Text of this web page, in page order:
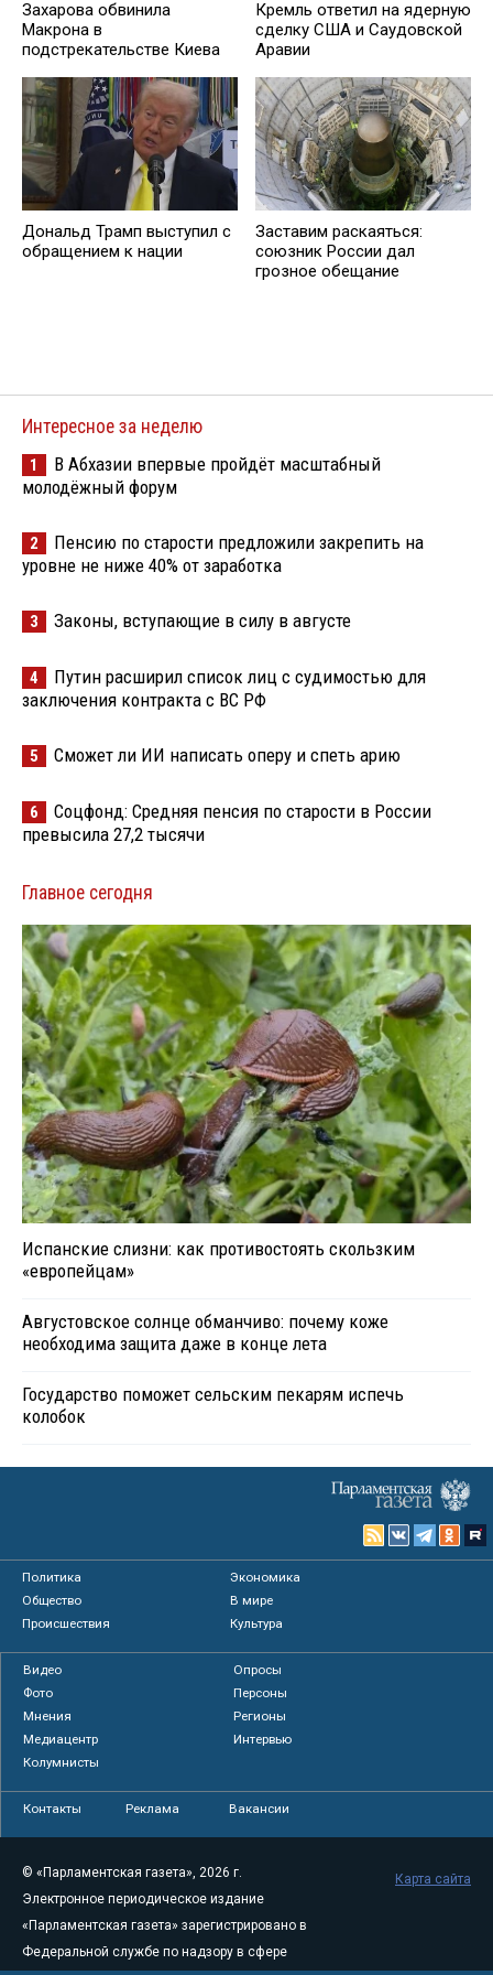
Захарова обвинила
Макрона в
подстрекательстве Киева
Кремль ответил на ядерную
сделку США и Саудовской
Аравии
Дональд Трамп выступил с
обращением к нации
Заставим раскаяться:
союзник России дал
грозное обещание
Интересное за неделю
1
В Абхазии впервые пройдёт масштабный
молодёжный форум
2
Пенсию по старости предложили закрепить на
уровне не ниже 40% от заработка
3 Законы, вступающие в силу в августе
4
Путин расширил список лиц с судимостью для
заключения контракта с ВС РФ
5 Сможет ли ИИ написать оперу и спеть арию
6
Соцфонд: Средняя пенсия по старости в России
превысила 27,2 тысячи
Главное сегодня
Испанские слизни: как противостоять скользким
«европейцам»
Августовское солнце обманчиво: почему коже
необходима защита даже в конце лета
Государство поможет сельским пекарям испечь
колобок
Политика
Экономика
Общество
В мире
Происшествия
Культура
Видео
Опросы
Фото
Персоны
Мнения
Регионы
Медиацентр
Интервью
Колумнисты
Контакты Реклама Вакансии
© «Парламентская газета», 2026 г.
Электронное периодическое издание
«Парламентская газета» зарегистрировано в
Федеральной службе по надзору в сфере
Карта сайта